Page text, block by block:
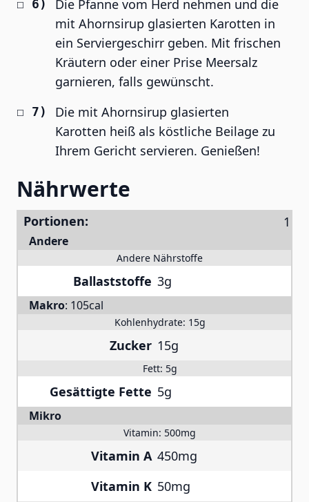
Die Pfanne vom Herd nehmen und die
mit Ahornsirup glasierten Karotten in
ein Serviergeschirr geben. Mit frischen
Kräutern oder einer Prise Meersalz
garnieren, falls gewünscht.
Die mit Ahornsirup glasierten
Karotten heiß als köstliche Beilage zu
Ihrem Gericht servieren. Genießen!
Nährwerte
Portionen:
Andere
Andere Nährstoffe
Ballaststoffe 3g
Makro: 105cal
Kohlenhydrate: 15g
Zucker 15g
Fett: 5g
Gesättigte Fette 5g
Mikro
Vitamin: 500mg
Vitamin A 450mg
Vitamin K 50mg